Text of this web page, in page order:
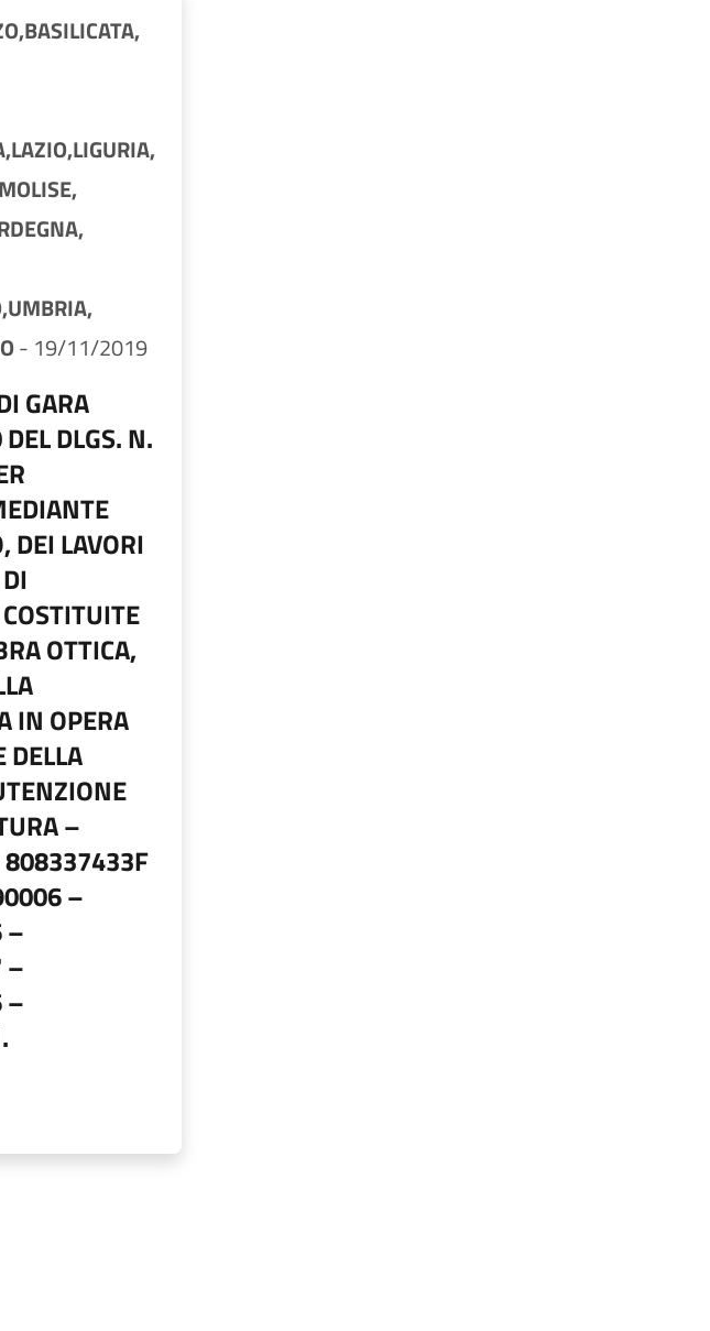
50 DEL 18 APRILE 2016 MEDIANTE PIATTAFORMA TELEMATICA PER L’ISTITUZIONE
BASILICATA,
LAZIO,LIGURIA,
MOLISE,
UMBRIA,
- 19/11/2019
GARA
DLGS. N.
DEI LAVORI
OTTICA,
IN OPERA
DELLA
–
808337433F
–
–
–
–